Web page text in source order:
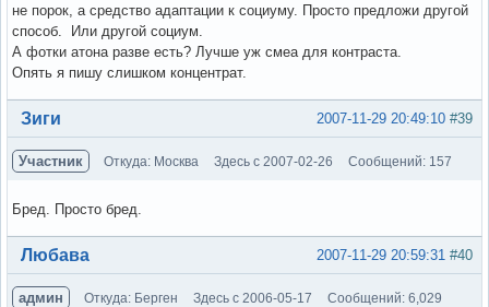
не порок, а средство адаптации к социуму. Просто предложи другой
способ. Или другой социум.
А фотки атона разве есть? Лучше уж смеа для контраста.
Опять я пишу слишком концентрат.
Вне форума #39
2007-11-29 20:49:10
Зиги
Участник Откуда: Москва Здесь с 2007-02-26 Сообщений: 157
Бред. Просто бред.
Вне форума #40
2007-11-29 20:59:31
Любава
админ Откуда: Берген Здесь с 2006-05-17
Сообщений: 6,029